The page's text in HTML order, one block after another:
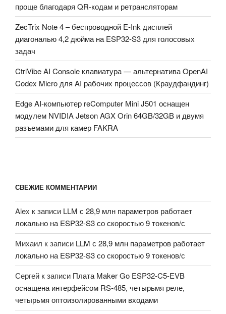
проще благодаря QR-кодам и ретрансляторам
ZecTrix Note 4 – беспроводной E-Ink дисплей
диагональю 4,2 дюйма на ESP32-S3 для голосовых
задач
CtrlVibe AI Console клавиатура — альтернатива OpenAI
Codex Micro для AI рабочих процессов (Краудфандинг)
Edge AI-компьютер reComputer Mini J501 оснащен
модулем NVIDIA Jetson AGX Orin 64GB/32GB и двумя
разъемами для камер FAKRA
СВЕЖИЕ КОММЕНТАРИИ
Alex к записи LLM с 28,9 млн параметров работает
локально на ESP32-S3 со скоростью 9 токенов/с
Михаил к записи LLM с 28,9 млн параметров работает
локально на ESP32-S3 со скоростью 9 токенов/с
Сергей к записи Плата Maker Go ESP32-C5-EVB
оснащена интерфейсом RS-485, четырьмя реле,
четырьмя оптоизолированными входами